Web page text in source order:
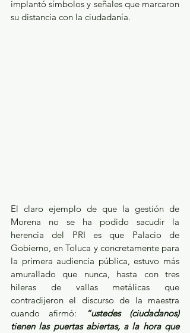
implantó símbolos y señales que marcaron
su distancia con la ciudadanía.
El claro ejemplo de que la gestión de
Morena no se ha podido sacudir la
herencia del PRI es que Palacio de
Gobierno, en Toluca y concretamente para
la primera audiencia pública, estuvo más
amurallado que nunca, hasta con tres
hileras de vallas metálicas que
contradijeron el discurso de la maestra
cuando afirmó:
“ustedes (ciudadanos)
tienen las puertas abiertas, a la hora que